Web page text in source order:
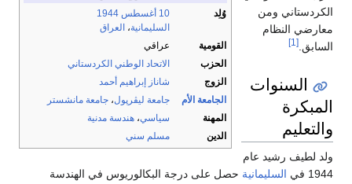
وُلِد
10 أغسطس
1944
السليمانية، العراق
القومية
عراقي
الحزب
الاتحاد الوطني الكردستاني
الزوج
شاناز إبراهيم أحمد
الجامعة الأم
جامعة ليڤرپول، جامعة مانشستر
المهنة
سياسي، هندسة مدنية
الدين
مسلم سني
الكردستاني ومن
معارضي النظام
السابق. [1]
السنوات
المبكرة
والتعليم
ولد لطيف رشيد عام
1944 في
السليمانية حصل على درجة البكالوريوس في الهندسة